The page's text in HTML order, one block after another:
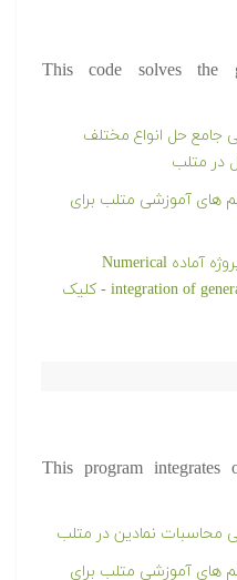
This code solves the
جامع حل انواع مختلف
در متلب
های آموزشی متلب برای
دانلود رایگان کد و پروژه آماده Numerical
integration of generator swing equation - کلیک
This program integrates
محاسبات نمادین در متلب
های آموزشی متلب برای